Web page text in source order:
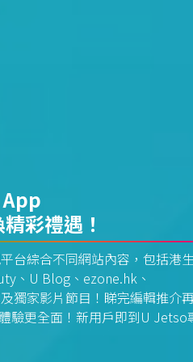
彩禮遇！
台綜合不同網站內容，包括港生
、U Blog、ezone.hk、
獨家影片節目！睇完編輯推介
驗更全面！新用戶即到U Jetso